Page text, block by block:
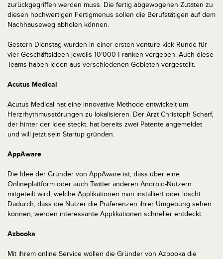
zurückgegriffen werden muss. Die fertig abgewogenen Zutaten zu
diesen hochwertigen Fertigmenus sollen die Berufstätigen auf dem
Nachhauseweg abholen können.
Gestern Dienstag wurden in einer ersten venture kick Runde für
vier Geschäftsideen jeweils 10’000 Franken vergeben. Auch diese
Teams haben Ideen aus verschiedenen Gebieten vorgestellt:
Acutus Medical
Acutus Medical hat eine innovative Methode entwickelt um
Herzrhythmusstörungen zu lokalisieren. Der Arzt Christoph Scharf,
der hinter der Idee steckt, hat bereits zwei Patente angemeldet
und will jetzt sein Startup gründen.
AppAware
Die Idee der Gründer von AppAware ist, dass über eine
Onlineplattform oder auch Twitter anderen Android-Nutzern
mitgeteilt wird, welche Applikationen man installiert oder löscht.
Dadurch, dass die Nutzer die Präferenzen ihrer Umgebung sehen
können, werden interessante Applikationen schneller entdeckt.
Azbooka
Mit ihrem online Service wollen die Gründer von Azbooka die